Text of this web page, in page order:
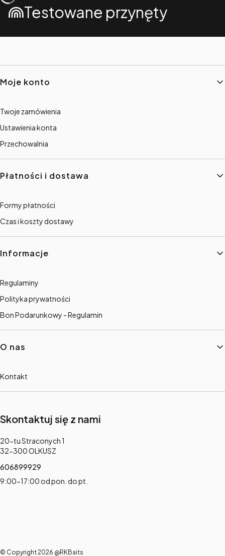
Testowane przynęty
Linki w stopce
Moje konto
Twoje zamówienia
Ustawienia konta
Przechowalnia
Płatności i dostawa
Formy płatności
Czas i koszty dostawy
Informacje
Regulaminy
Polityka prywatności
Bon Podarunkowy - Regulamin
O nas
Kontakt
Skontaktuj się z nami
Adres:
20-tu Straconych 1
32-300 OLKUSZ
606899929
9:00-17:00 od pon. do pt.
© Copyright 2026 @RKBaits